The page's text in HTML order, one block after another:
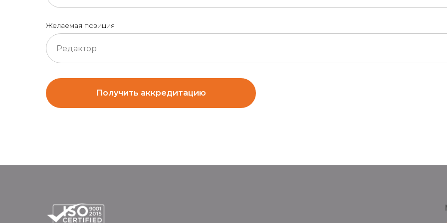
Желаемая позиция
Получить аккредитацию